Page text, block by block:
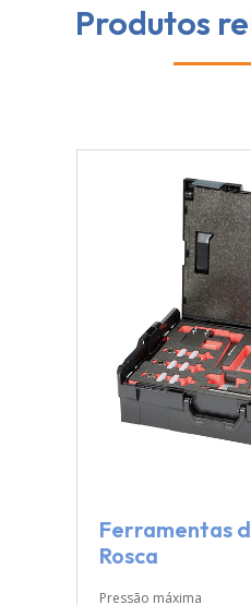
Produtos
Ferramentas
Rosca
Pressão máxima